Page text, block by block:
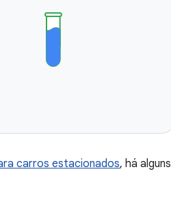
carros estacionados, há alguns